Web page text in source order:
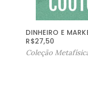
DINHEIRO E
R$27,50
Coleção